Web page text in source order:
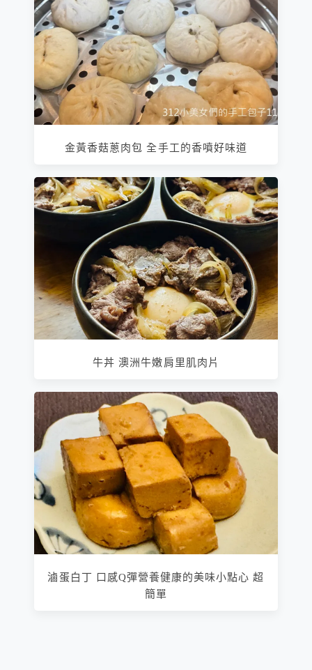
金黃香菇蔥肉包 全手工的香噴好味道
牛丼 澳洲牛嫩肩里肌肉片
滷蛋白丁 口感Q彈營養健康的美味小點心 超
簡單